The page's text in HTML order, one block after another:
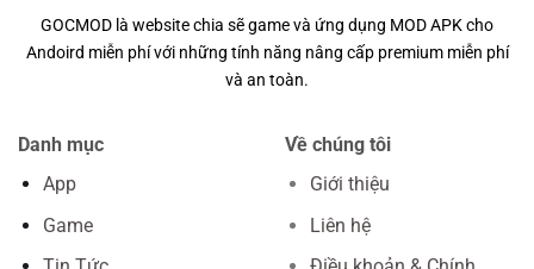
GOCMOD là website chia sẽ game và ứng dụng MOD APK cho
Andoird miễn phí với những tính năng nâng cấp premium miễn phí
và an toàn.
Danh mục
App
Game
Về chúng tôi
Giới thiệu
Liên hệ